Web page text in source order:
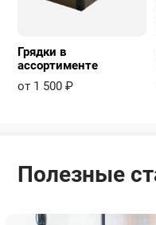
Грядки в
ассортименте
от 1 500 ₽
Полезные